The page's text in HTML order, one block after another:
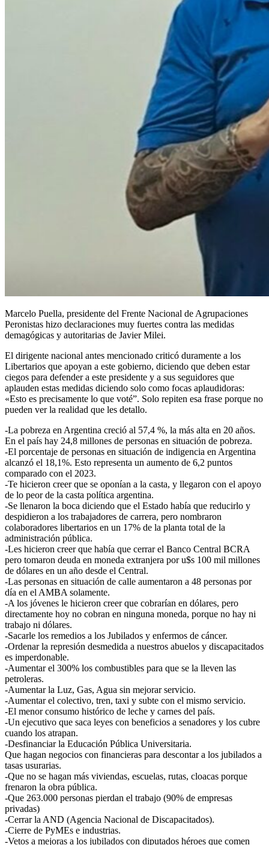
Marcelo Puella, presidente del Frente Nacional de Agrupaciones
Peronistas hizo declaraciones muy fuertes contra las medidas
demagógicas y autoritarias de Javier Milei.
El dirigente nacional antes mencionado criticó duramente a los
Libertarios que apoyan a este gobierno, diciendo que deben estar
ciegos para defender a este presidente y a sus seguidores que
aplauden estas medidas diciendo solo como focas aplaudidoras:
«Esto es precisamente lo que voté”. Solo repiten esa frase porque no
pueden ver la realidad que les detallo.
-La pobreza en Argentina creció al 57,4 %, la más alta en 20 años.
En el país hay 24,8 millones de personas en situación de pobreza.
-El porcentaje de personas en situación de indigencia en Argentina
alcanzó el 18,1%. Esto representa un aumento de 6,2 puntos
comparado con el 2023.
-Te hicieron creer que se oponían a la casta, y llegaron con el apoyo
de lo peor de la casta política argentina.
-Se llenaron la boca diciendo que el Estado había que reducirlo y
despidieron a los trabajadores de carrera, pero nombraron
colaboradores libertarios en un 17% de la planta total de la
administración pública.
-Les hicieron creer que había que cerrar el Banco Central BCRA
pero tomaron deuda en moneda extranjera por u$s 100 mil millones
de dólares en un año desde el Central.
-Las personas en situación de calle aumentaron a 48 personas por
día en el AMBA solamente.
-A los jóvenes le hicieron creer que cobrarían en dólares, pero
directamente hoy no cobran en ninguna moneda, porque no hay ni
trabajo ni dólares.
-Sacarle los remedios a los Jubilados y enfermos de cáncer.
-Ordenar la represión desmedida a nuestros abuelos y discapacitados
es imperdonable.
-Aumentar el 300% los combustibles para que se la lleven las
petroleras.
-Aumentar la Luz, Gas, Agua sin mejorar servicio.
-Aumentar el colectivo, tren, taxi y subte con el mismo servicio.
-El menor consumo histórico de leche y carnes del país.
-Un ejecutivo que saca leyes con beneficios a senadores y los cubre
cuando los atrapan.
-Desfinanciar la Educación Pública Universitaria.
Que hagan negocios con financieras para descontar a los jubilados a
tasas usurarias.
-Que no se hagan más viviendas, escuelas, rutas, cloacas porque
frenaron la obra pública.
-Que 263.000 personas pierdan el trabajo (90% de empresas
privadas)
-Cerrar la AND (Agencia Nacional de Discapacitados).
-Cierre de PyMEs e industrias.
-Vetos a mejoras a los jubilados con diputados héroes que comen